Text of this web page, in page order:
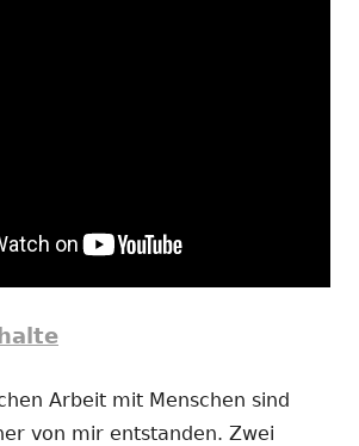
Arbeit mit Menschen sind
von mir entstanden. Zwei